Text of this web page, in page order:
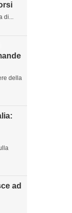
di...
della
ad